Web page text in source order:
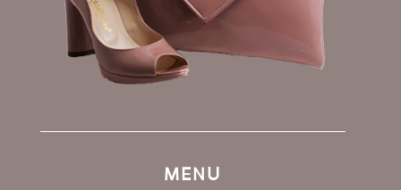
MENU